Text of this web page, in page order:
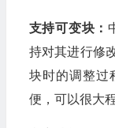
支持可变块：
持对其进行修
块时的调整过
便，可以很大